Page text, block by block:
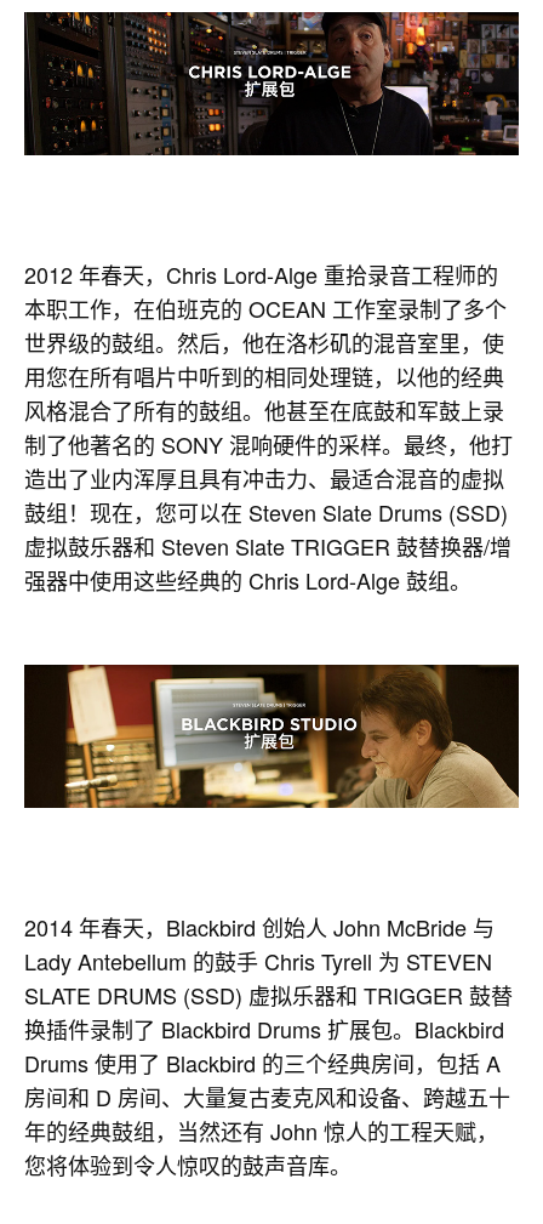
2012 年春天，Chris Lord-Alge 重拾录音工程师的
本职工作，在伯班克的 OCEAN 工作室录制了多个
世界级的鼓组。然后，他在洛杉矶的混音室里，使
用您在所有唱片中听到的相同处理链，以他的经典
风格混合了所有的鼓组。他甚至在底鼓和军鼓上录
制了他著名的 SONY 混响硬件的采样。最终，他打
造出了业内浑厚且具有冲击力、最适合混音的虚拟
鼓组！现在，您可以在 Steven Slate Drums (SSD)
虚拟鼓乐器和 Steven Slate TRIGGER 鼓替换器/增
强器中使用这些经典的 Chris Lord-Alge 鼓组。
2014 年春天，Blackbird 创始人 John McBride 与
Lady Antebellum 的鼓手 Chris Tyrell 为 STEVEN
SLATE DRUMS (SSD) 虚拟乐器和 TRIGGER 鼓替
换插件录制了 Blackbird Drums 扩展包。Blackbird
Drums 使用了 Blackbird 的三个经典房间，包括 A
房间和 D 房间、大量复古麦克风和设备、跨越五十
年的经典鼓组，当然还有 John 惊人的工程天赋，
您将体验到令人惊叹的鼓声音库。